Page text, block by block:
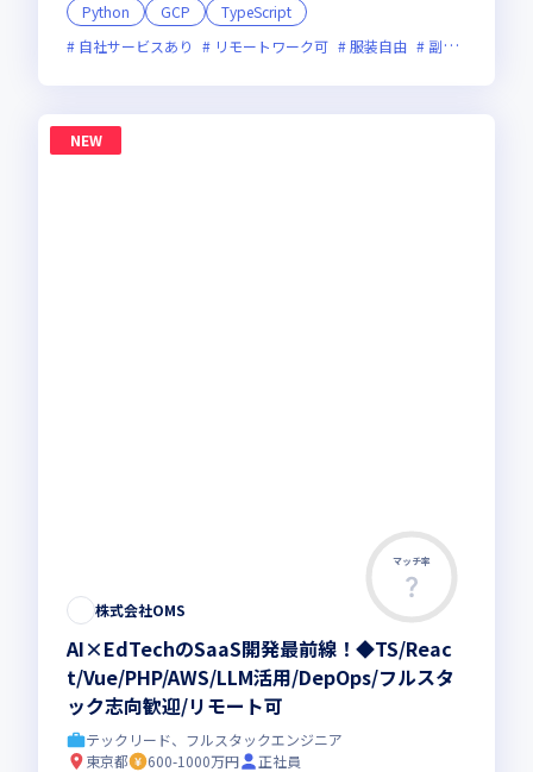
Python
GCP
TypeScript
自社サービスあり
リモートワーク可 服装自由 副業可
NEW
マッチ率
株式会社OMS
AI×EdTechのSaaS開発最前線！◆TS/Reac
t/Vue/PHP/AWS/LLM活用/DepOps/フルスタ
ック志向歓迎/リモート可
テックリード、フルスタックエンジニア
東京都
600-1000万円
正社員